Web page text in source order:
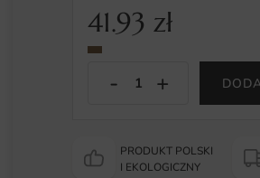
41.93zł
PRODUKT POLSKI
I EKOLOGICZNY